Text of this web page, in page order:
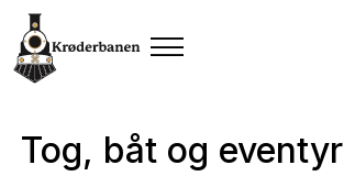
Tog, båt og eventyr